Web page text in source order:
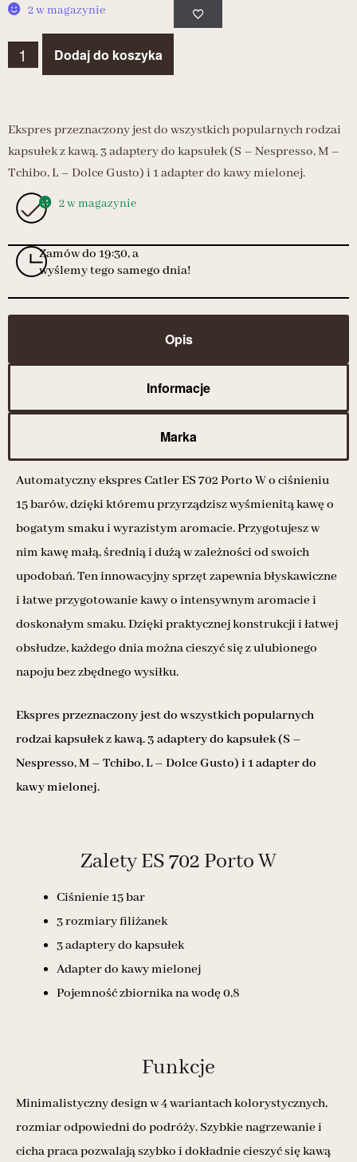
2 w magazynie
Dodaj do koszyka
Ekspres przeznaczony jest do wszystkich popularnych rodzai
kapsułek z kawą. 3 adaptery do kapsułek (S – Nespresso, M –
Tchibo, L – Dolce Gusto) i 1 adapter do kawy mielonej.
2 w magazynie
Zamów do 19:30, a
wyślemy tego samego dnia!
Opis
Informacje
Marka
Automatyczny ekspres Catler ES 702 Porto W o ciśnieniu
15 barów, dzięki któremu przyrządzisz wyśmienitą kawę o
bogatym smaku i wyrazistym aromacie. Przygotujesz w
nim kawę małą, średnią i dużą w zależności od swoich
upodobań. Ten innowacyjny sprzęt zapewnia błyskawiczne
i łatwe przygotowanie kawy o intensywnym aromacie i
doskonałym smaku. Dzięki praktycznej konstrukcji i łatwej
obsłudze, każdego dnia można cieszyć się z ulubionego
napoju bez zbędnego wysiłku.
Ekspres przeznaczony jest do wszystkich popularnych
rodzai kapsułek z kawą. 3 adaptery do kapsułek (S –
Nespresso, M – Tchibo, L – Dolce Gusto) i 1 adapter do
kawy mielonej.
Zalety ES 702 Porto W
Ciśnienie 15 bar
3 rozmiary filiżanek
3 adaptery do kapsułek
Adapter do kawy mielonej
Pojemność zbiornika na wodę 0,8
Funkcje
Minimalistyczny design w 4 wariantach kolorystycznych,
rozmiar odpowiedni do podróży. Szybkie nagrzewanie i
cicha praca pozwalają szybko i dokładnie cieszyć się kawą